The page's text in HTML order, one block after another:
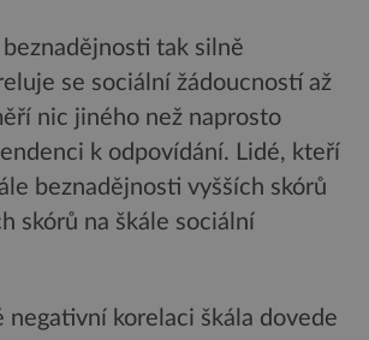
beznadějnosti tak silně
se sociální žádoucností až
nic jiného než naprosto
k odpovídání. Lidé, kteří
beznadějnosti vyšších skórů
skórů na škále sociální
negativní korelaci škála dovede